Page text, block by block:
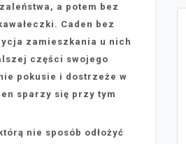
a potem bez
Caden bez
zamieszkania u nich
części swojego
pokusie i dostrzeże w
sparzy się przy tym
nie sposób odłożyć